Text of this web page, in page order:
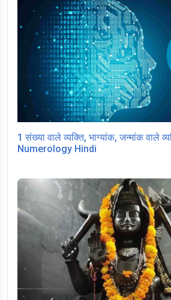
1 संख्या वाले व्यक्ति, भाग्यांक, जन्मांक वाले
Numerology Hindi